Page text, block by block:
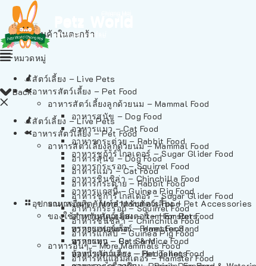
ไม่มีสินค้าในตะกร้า
Back
สัตว์เลี้ยง – Live Pets
อาหารสัตว์เลี้ยง – Pet Food
อาหารสัตว์เลี้ยงลูกด้วยนม – Mammal Food
อาหารสุนัข – Dog Food
อาหารแมว – Cat Food
อาหารกระต่าย – Rabbit Food
อาหารชูก้าร์ไกลเดอร์ – Sugar Glider Food
อาหารกระรอก – Squirrel Food
อาหารชินชิล่า – Chinchilla Food
อาหารแกสบี้ – Guinea Pig Food
อาหารอื่นๆ – More Mammals Food
อาหารหนูแฮมสเตอร์ – Hamster Food
หมวดหมู่
สัตว์เลี้ยง – Live Pets
อาหารสัตว์เลี้ยง – Pet Food
อาหารสัตว์เลี้ยงลูกด้วยนม – Mammal Food
อาหารสุนัข – Dog Food
อาหารแมว – Cat Food
อาหารกระต่าย – Rabbit Food
อาหารชูก้าร์ไกลเดอร์ – Sugar Glider Food
อาหารกระรอก – Squirrel Food
อาหารชินชิล่า – Chinchilla Food
อาหารแกสบี้ – Guinea Pig Food
อาหารอื่นๆ – More Mammals Food
อาหารหนูแฮมสเตอร์ – Hamster Food
อาหารเฟอร์เร็ต – Ferret Food
อาหารหนู – Rats & Mice Food
อาหารเม่นแคระ – Hedgehog Food
อุปกรณและผลิตภัณฑ์สำหรับสัตว์เลี้ยง – Pet Accessories
ของใช้สำหรับสัตว์เลี้ยง – Item For Pets
ทรายแฮมสเตอร์ – Hamster Sand
ทรายแมว – Cat Sand
ห้องน้ำสัตว์เลี้ยง – Pet Toilets